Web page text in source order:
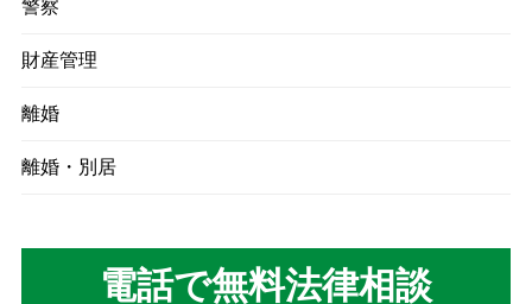
警察
財産管理
離婚
離婚・別居
電話で無料法律相談